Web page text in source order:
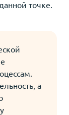
точке.
а